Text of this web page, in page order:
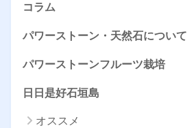
コラム
パワーストーン・天然石について
パワーストーンフルーツ栽培
日日是好石垣島
オススメ